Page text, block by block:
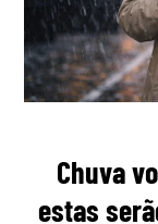
Chuva
estas